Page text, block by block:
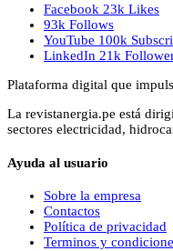
Facebook 23k Likes
93k Follows
YouTube 100k
LinkedIn 21k
Plataforma digital que
La revistanergia.pe está
sectores electricidad,
Ayuda al usuario
Sobre la empresa
Contactos
Política de privacidad
Terminos y